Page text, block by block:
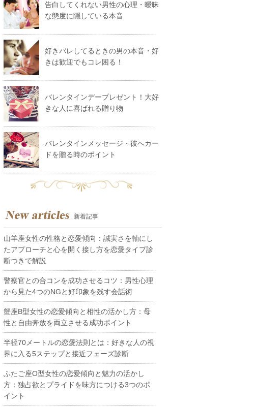
告白してくれない男性の心理・曖昧
な態度に隠している本音
好きバレしてるときの男の本音・好
きは歓迎でもコレ困る！
バレンタインデープレゼント！大好
きな人に喜ばれる贈り物
バレンタインメッセージ・彼へカー
ドを贈る時のポイント
新着記事
山羊座女性の性格と恋愛傾向：誠実さを軸にし
たアプローチと心を開く接し方を恋愛タイプ診
断つきで解説
警察官との合コンを成功させるコツ：男性心理
から見た4つのNGと好印象を残す会話術
蟹座B型女性の恋愛傾向と相性の活かし方：母
性と自由奔放を両立させる成功ポイント
半径70メートルの恋愛法則とは：好きな人の視
界に入る5ステップと接近フェーズ診断
ふたご座O型女性の恋愛傾向と魅力の活かし
方：独占欲とプライドを味方につける3つのポ
イント